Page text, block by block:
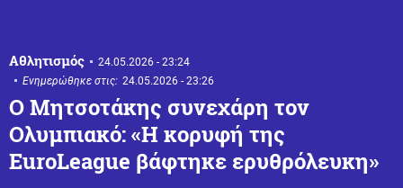
Αθλητισμός
24.05.2026 - 23:24
Ενημερώθηκε στις: 24.05.2026 - 23:26
Ο Μητσοτάκης συνεχάρη τον
Ολυμπιακό: «Η κορυφή της
EuroLeague βάφτηκε ερυθρόλευκη»